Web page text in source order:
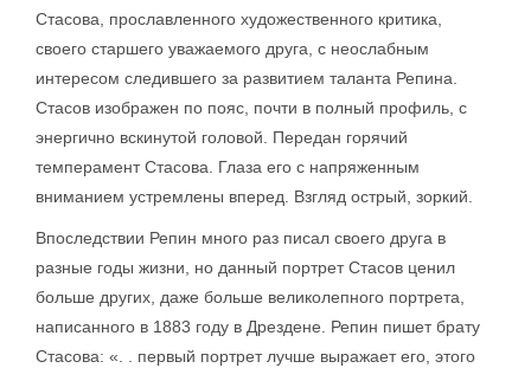
Стасова, прославленного художественного критика,
своего старшего уважаемого друга, с неослабным
интересом следившего за развитием таланта Репина.
Стасов изображен по пояс, почти в полный профиль, с
энергично вскинутой головой. Передан горячий
темперамент Стасова. Глаза его с напряженным
вниманием устремлены вперед. Взгляд острый, зоркий.
Впоследствии Репин много раз писал своего друга в
разные годы жизни, но данный портрет Стасов ценил
больше других, даже больше великолепного портрета,
написанного в 1883 году в Дрездене. Репин пишет брату
Стасова: «. . первый портрет лучше выражает его, этого